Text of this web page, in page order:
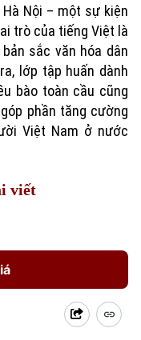
Nội – một sự kiện
trò của tiếng Việt là
sắc văn hóa dân
lớp tập huấn dành
bào toàn cầu cũng
phần tăng cường
Việt Nam ở nước
viết